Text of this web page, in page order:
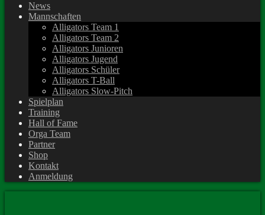
News
Mannschaften
Alligators Team 1
Alligators Team 2
Alligators Junioren
Alligators Jugend
Alligators Schüler
Alligators T-Ball
Alligators Slow-Pitch
Spielplan
Training
Hall of Fame
Orga Team
Partner
Shop
Kontakt
Anmeldung